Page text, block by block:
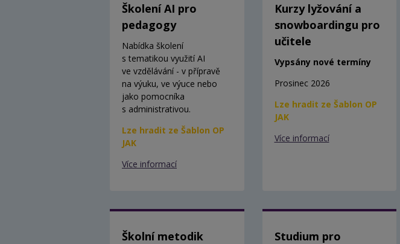
Školení AI pro
pedagogy
Nabídka školení
s tematikou využití AI
ve vzdělávání - v přípravě
na výuku, ve výuce nebo
jako pomocníka
s administrativou.
Lze hradit ze Šablon OP
JAK
Více informací
Kurzy lyžování a
snowboardingu pro
učitele
Vypsány nové termíny
Prosinec 2026
Lze hradit ze Šablon OP
JAK
Více informací
Školní metodik
Studium pro